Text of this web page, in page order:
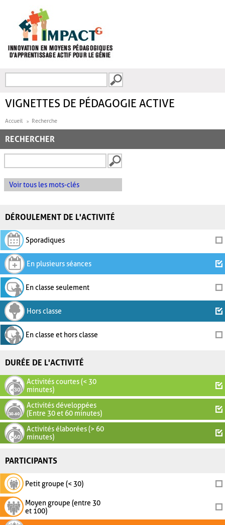
FORMULAIRE DE
VIGNETTES DE PÉDAGOGIE ACTIVE
Accueil Recherche
RECHERCHER
Voir tous les mots-clés
DÉROULEMENT DE L'ACTIVITÉ
Sporadiques
En plusieurs séances
En classe seulement
Hors classe
En classe et hors classe
DURÉE DE L'ACTIVITÉ
Activités courtes (< 30
minutes)
Activités développées
(Entre 30 et 60 minutes)
Activités élaborées (> 60
minutes)
PARTICIPANTS
Petit groupe (< 30)
Moyen groupe (entre 30
et 100)